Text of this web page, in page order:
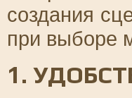
создания
при выборе
1.